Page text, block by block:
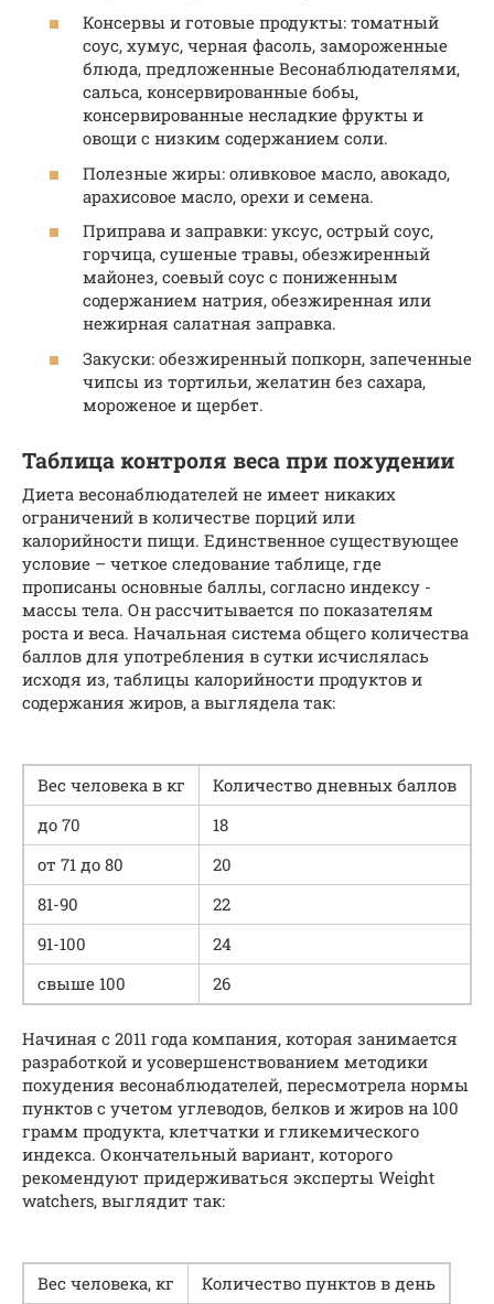
Консервы и готовые продукты: томатный
соус, хумус, черная фасоль, замороженные
блюда, предложенные Весонаблюдателями,
сальса, консервированные бобы,
консервированные несладкие фрукты и
овощи с низким содержанием соли.
Полезные жиры: оливковое масло, авокадо,
арахисовое масло, орехи и семена.
Приправа и заправки: уксус, острый соус,
горчица, сушеные травы, обезжиренный
майонез, соевый соус с пониженным
содержанием натрия, обезжиренная или
нежирная салатная заправка.
Закуски: обезжиренный попкорн, запеченные
чипсы из тортильи, желатин без сахара,
мороженое и щербет.
Таблица контроля веса при похудении
Диета весонаблюдателей не имеет никаких
ограничений в количестве порций или
калорийности пищи. Единственное существующее
условие – четкое следование таблице, где
прописаны основные баллы, согласно индексу ­
массы тела. Он рассчитывается по показателям
роста и веса. Начальная система общего количества
баллов для употребления в сутки исчислялась
исходя из, таблицы калорийности продуктов и
содержания жиров, а выглядела так:
Вес человека в кг
Количество дневных баллов
до 70
18
от 71 до 80
20
81-90
22
91-100
24
свыше 100
26
Начиная с 2011 года компания, которая занимается
разработкой и усовершенствованием методики
похудения весонаблюдателей, пересмотрела нормы
пунктов с учетом углеводов, белков и жиров на 100
грамм продукта, клетчатки и гликемического
индекса. Окончательный вариант, которого
рекомендуют придерживаться эксперты Weight
watchers, выглядит так:
Вес человека, кг
Количество пунктов в день